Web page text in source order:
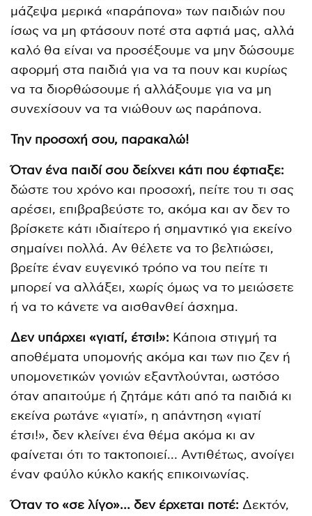
μάζεψα μερικά «παράπονα» των παιδιών που
ίσως να μη φτάσουν ποτέ στα αφτιά μας, αλλά
καλό θα είναι να προσέξουμε να μην δώσουμε
αφορμή στα παιδιά για να τα πουν και κυρίως
να τα διορθώσουμε ή αλλάξουμε για να μη
συνεχίσουν να τα νιώθουν ως παράπονα.
Την προσοχή σου, παρακαλώ!
Όταν ένα παιδί σου δείχνει κάτι που έφτιαξε:
δώστε του χρόνο και προσοχή, πείτε του τι σας
αρέσει, επιβραβεύστε το, ακόμα και αν δεν το
βρίσκετε κάτι ιδιαίτερο ή σημαντικό για εκείνο
σημαίνει πολλά. Αν θέλετε να το βελτιώσει,
βρείτε έναν ευγενικό τρόπο να του πείτε τι
μπορεί να αλλάξει, χωρίς όμως να το μειώσετε
ή να το κάνετε να αισθανθεί άσχημα.
Δεν υπάρχει «γιατί, έτσι!»: Κάποια στιγμή τα
αποθέματα υπομονής ακόμα και των πιο ζεν ή
υπομονετικών γονιών εξαντλούνται, ωστόσο
όταν απαιτούμε ή ζητάμε κάτι από τα παιδιά κι
εκείνα ρωτάνε «γιατί», η απάντηση «γιατί
έτσι!», δεν κλείνει ένα θέμα ακόμα κι αν
φαίνεται ότι το τακτοποιεί… Αντιθέτως, ανοίγει
έναν φαύλο κύκλο κακής επικοινωνίας.
Όταν το «σε λίγο»… δεν έρχεται ποτέ:Δεκτόν,